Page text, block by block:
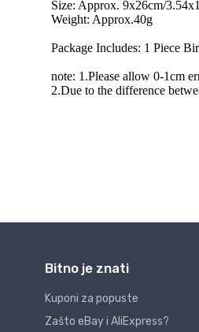
Bitno je znati
Kuponi za popuste
Zašto eBay i AliExpress?